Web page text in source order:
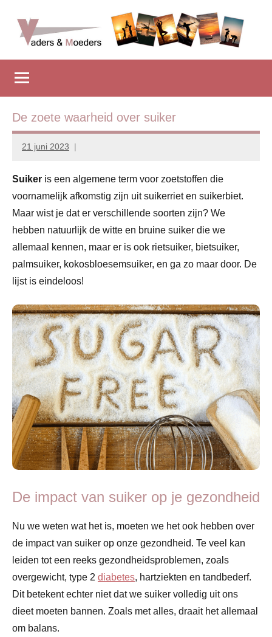
inhoud
springen
Vadersenmoeders
iedereen
wel
eens
hulp
De zoete waarheid over suiker
21 juni 2023
Marion
Suiker is een algemene term voor zoetstoffen die
voornamelijk afkomstig zijn uit suikerriet en suikerbiet.
Maar wist je dat er verschillende soorten zijn? We
hebben natuurlijk de witte en bruine suiker die we
allemaal kennen, maar er is ook rietsuiker, bietsuiker,
palmsuiker, kokosbloesemsuiker, en ga zo maar door. De
lijst is eindeloos!
De impact van suiker op je gezondheid
Nu we weten wat het is, moeten we het ook hebben over
de impact van suiker op onze gezondheid. Te veel kan
leiden tot een reeks gezondheidsproblemen, zoals
overgewicht, type 2 diabetes, hartziekten en tandbederf.
Dit betekent echter niet dat we suiker volledig uit ons
dieet moeten bannen. Zoals met alles, draait het allemaal
om balans.